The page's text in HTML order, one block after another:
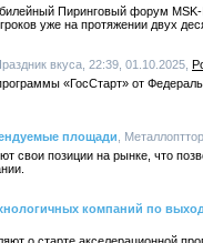
Пиринговый форум
уже на протяжении двух
вкуса, 22:39, 01.10.2025,
«ГосСтарт» от
площади ,
свои позиции на рынке, что
компаний по